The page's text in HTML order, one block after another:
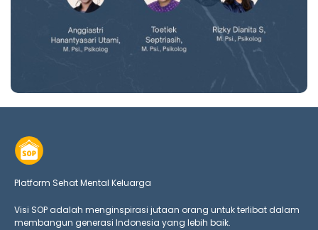
Platform Sehat Mental Keluarga
Visi SOP adalah menginspirasi jutaan orang untuk terlibat dalam
membangun generasi Indonesia yang lebih baik.